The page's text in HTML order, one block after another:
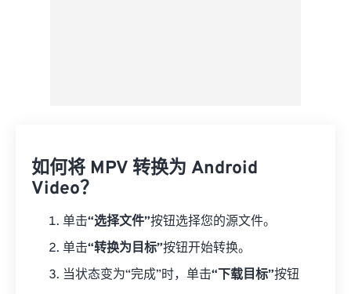
如何将 MPV 转换为 Android
Video？
单击“选择文件”按钮选择您的源文件。
单击“转换为目标”按钮开始转换。
当状态变为“完成”时，单击“下载目标”按钮